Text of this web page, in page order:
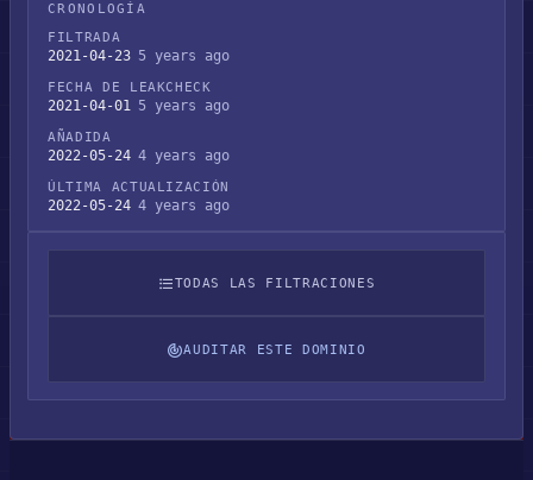
CRONOLOGÍA
FILTRADA
2021-04-23 5 years ago
FECHA DE LEAKCHECK
2021-04-01 5 years ago
AÑADIDA
2022-05-24 4 years ago
ÚLTIMA ACTUALIZACIÓN
2022-05-24 4 years ago
TODAS LAS FILTRACIONES
AUDITAR ESTE DOMINIO